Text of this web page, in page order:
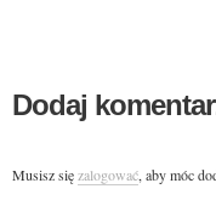
Dodaj
Musisz sięzalogować, aby móc